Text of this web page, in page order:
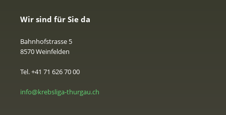
Wir sind für Sie da
Bahnhofstrasse 5
8570 Weinfelden
Tel. +41 71 626 70 00
info@krebsliga-thurgau.ch